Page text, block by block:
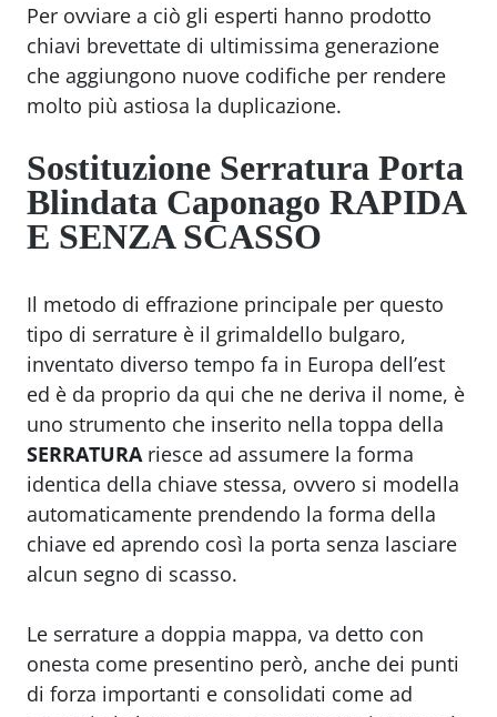
Per ovviare a ciò gli esperti hanno prodotto
chiavi brevettate di ultimissima generazione
che aggiungono nuove codifiche per rendere
molto più astiosa la duplicazione.
Sostituzione Serratura Porta
Blindata Caponago RAPIDA
E SENZA SCASSO
Il metodo di effrazione principale per questo
tipo di serrature è il grimaldello bulgaro,
inventato diverso tempo fa in Europa dell’est
ed è da proprio da qui che ne deriva il nome, è
uno strumento che inserito nella toppa della
SERRATURA riesce ad assumere la forma
identica della chiave stessa, ovvero si modella
automaticamente prendendo la forma della
chiave ed aprendo così la porta senza lasciare
alcun segno di scasso.
Le serrature a doppia mappa, va detto con
onesta come presentino però, anche dei punti
di forza importanti e consolidati come ad